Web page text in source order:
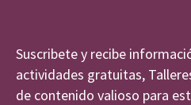
Suscribete y recibe
actividades gratuitas,
de contenido valioso para